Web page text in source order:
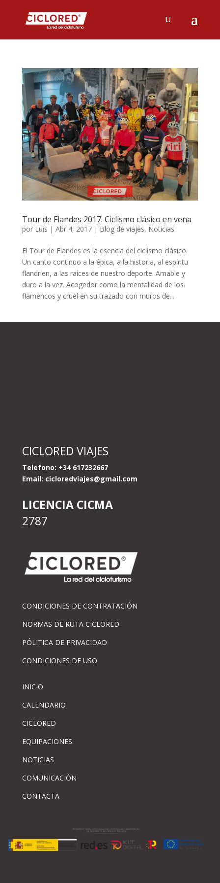
Tour de Flandes 2017. Ciclismo clásico en vena
por Luis | Abr 4, 2017| Blog de viajes, Noticias
El Tour de Flandes es la esencia del ciclismo clásico.
Un canto continuo a la épica, a la historia, al espíritu
flandrien, a las raíces de nuestro deporte. Amable y
duro a la vez. Acogedor como la mentalidad de los
flamencos y cruel en su trazado con muros de...
CICLORED VIAJES
Telefono: +34 617232667
Email: cicloredviajes@gmail.com
LICENCIA CICMA
2787
CONDICIONES DE CONTRATACIÓN
NORMAS DE RUTA CICLORED
PÓLITICA DE PRIVACIDAD
CONDICIONES DE USO
INICIO
CALENDARIO
CICLORED
EQUIPACIONES
NOTICIAS
COMUNICACIÓN
CONTACTA